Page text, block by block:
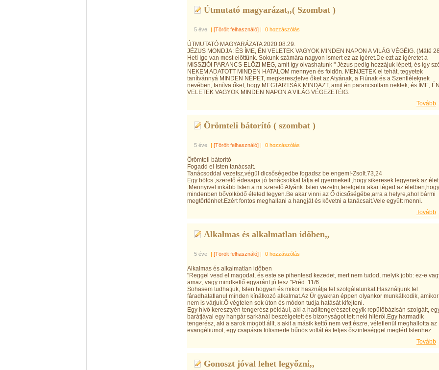
Útmutató magyarázat,,( Szombat )
5 éve | [Törölt felhasználó] | 0 hozzászólás
ÚTMUTATÓ MAGYARÁZATA 2020.08.29.
JÉZUS MONDJA: ÉS ÍME, ÉN VELETEK VAGYOK MINDEN NAPON A VILÁG VÉGÉIG. (Máté
Heti Ige van most előttünk. Sokunk számára nagyon ismert ez az ígéret.De ezt az ígéretet a
MISSZIÓI PARANCS ELŐZI MEG, amit így olvashatunk " Jézus pedig hozzájuk lépett, és így
NEKEM ADATOTT MINDEN HATALOM mennyen és földön. MENJETEK el tehát, tegyetek
tanítvánnyá MINDEN NÉPET, megkeresztelve őket az Atyának, a Fiúnak és a Szentléleknek
nevében, tanítva őket, hogy MEGTARTSÁK MINDAZT, amit én parancsoltam nektek; és ÍME, ÉN
VELETEK VAGYOK MINDEN NAPON A VILÁG VÉGEZETÉIG.
Tovább
Örömteli bátorító ( szombat )
5 éve | [Törölt felhasználó] | 0 hozzászólás
Örömteli bátorító
Fogadd el Isten tanácsait.
Tanácsoddal vezetsz,végül dicsőségedbe fogadsz be engem!-Zsolt.73,24
Egy bölcs ,szerető édesapa jó tanácsokkal látja el gyermekeit ,hogy sikeresek legyenek az
.Mennyivel inkább Isten a mi szerető Atyánk .Isten vezetni,terelgetni akar téged az életben,hogy
mindenben bővölködő életed legyen.Be akar vinni az Ő dicsőségébe,arra a helyre,ahol bármi
megtörténhet.Ezért fontos meghallani a hangját és követni a tanácsait.Vele együtt menni.
Tovább
Alkalmas és alkalmatlan időben,,
5 éve | [Törölt felhasználó] | 0 hozzászólás
Alkalmas és alkalmatlan időben
"Reggel vesd el magodat, és este se pihentesd kezedet, mert nem tudod, melyik jobb: ez-e
amaz, vagy mindkettő egyaránt jó lesz."Préd. 11/6.
Sohasem tudhatjuk, Isten hogyan és mikor használja fel szolgálatunkat.Használjunk fel
fáradhatatlanul minden kínálkozó alkalmat.Az Úr gyakran éppen olyankor munkálkodik, amikor
nem is várjuk.Ő végtelen sok úton és módon tudja hatását kifejteni.
Egy hívő keresztyén tengerész például, aki a haditengerészet egyik repülőbázisán szolgált,
barátjával egy hangár sarkánál beszélgetett és bizonyságot tett neki hitéről.Egy harmadik
tengerész, aki a sarok mögött állt, s akit a másik kettő nem vett észre, véletlenül meghallotta az
evangéliumot, egy csapásra fölismerte bűnös voltát és teljes őszinteséggel megtért Istenhez.
Tovább
Gonoszt jóval lehet legyőzni,,